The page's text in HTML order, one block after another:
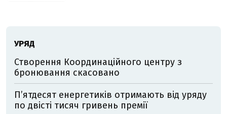
УРЯД
Створення Координаційного центру з
бронювання скасовано
П’ятдесят енергетиків отримають від уряду
по двісті тисяч гривень премії